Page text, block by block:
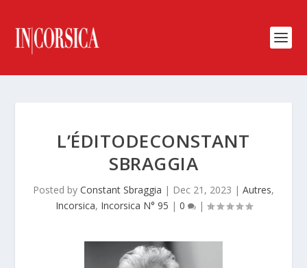
L’ÉDITODECONSTANT
SBRAGGIA
Posted by Constant Sbraggia | Dec 21, 2023 | Autres,
Incorsica, Incorsica N° 95 | 0 |